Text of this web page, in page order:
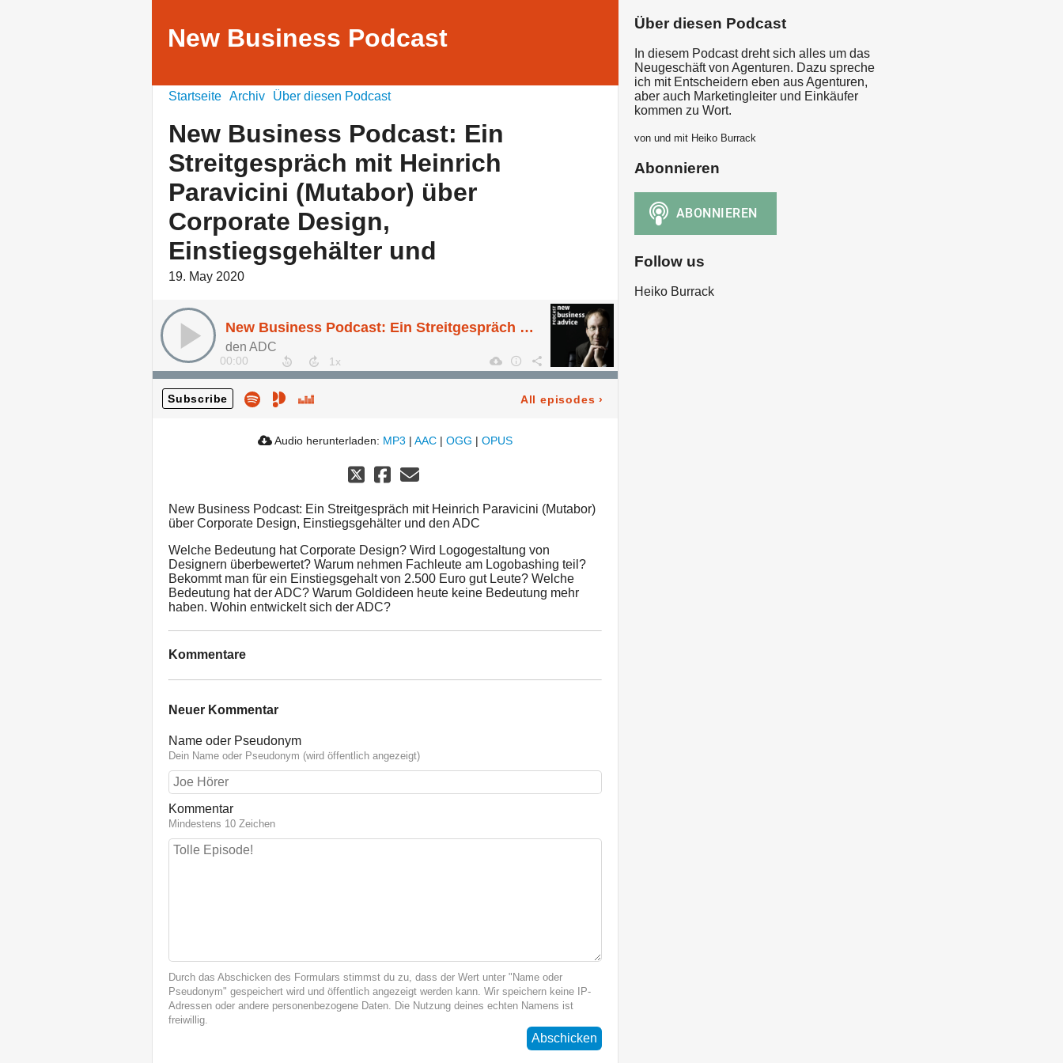
New Business Podcast
Startseite Archiv Über diesen Podcast
New Business Podcast: Ein
Streitgespräch mit Heinrich
Paravicini (Mutabor) über
Corporate Design,
Einstiegsgehälter und
19. May 2020
New Business Podcast: Ein Streitgespräch mit Heinrich Paravicini (Mutabor) über Corporate Design, Einstiegsgehälter und
den ADC
00:00
Subscribe All episodes ›
Audio herunterladen: MP3 | AAC | OGG | OPUS
New Business Podcast: Ein Streitgespräch mit Heinrich Paravicini (Mutabor)
über Corporate Design, Einstiegsgehälter und den ADC
Welche Bedeutung hat Corporate Design? Wird Logogestaltung von
Designern überbewertet? Warum nehmen Fachleute am Logobashing teil?
Bekommt man für ein Einstiegsgehalt von 2.500 Euro gut Leute? Welche
Bedeutung hat der ADC? Warum Goldideen heute keine Bedeutung mehr
haben. Wohin entwickelt sich der ADC?
Kommentare
Neuer Kommentar
Name oder Pseudonym
Dein Name oder Pseudonym (wird öffentlich angezeigt)
Kommentar
Mindestens 10 Zeichen
Durch das Abschicken des Formulars stimmst du zu, dass der Wert unter "Name oder
Pseudonym" gespeichert wird und öffentlich angezeigt werden kann. Wir speichern keine IP-
Adressen oder andere personenbezogene Daten. Die Nutzung deines echten Namens ist
freiwillig.
Abschicken
Über diesen Podcast
In diesem Podcast dreht sich alles um das
Neugeschäft von Agenturen. Dazu spreche
ich mit Entscheidern eben aus Agenturen,
aber auch Marketingleiter und Einkäufer
kommen zu Wort.
von und mit Heiko Burrack
Abonnieren
Follow us
Heiko Burrack